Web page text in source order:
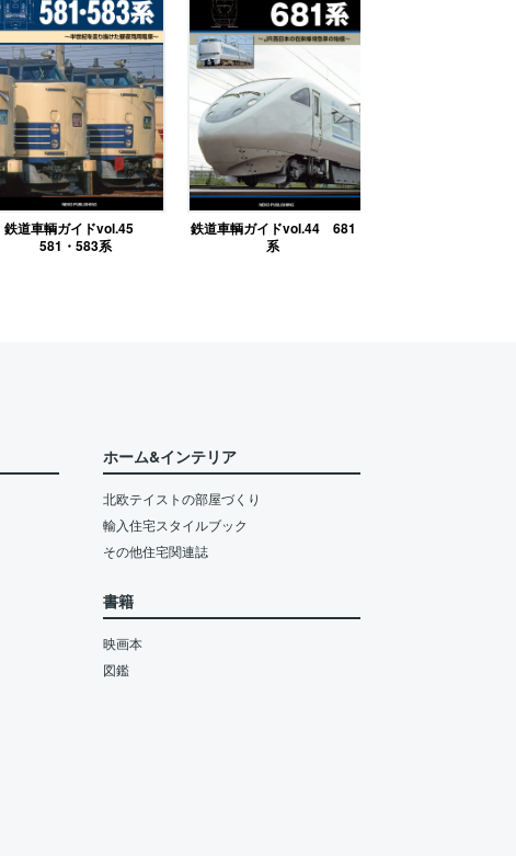
鉄道車輌ガイドvol.45
581・583系
鉄道車輌ガイドvol.44 681
系
ホーム&インテリア
北欧テイストの部屋づくり
輸入住宅スタイルブック
その他住宅関連誌
書籍
映画本
図鑑